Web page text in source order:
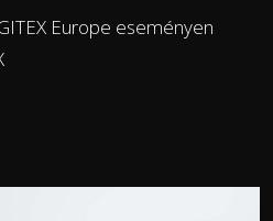
Europe eseményen